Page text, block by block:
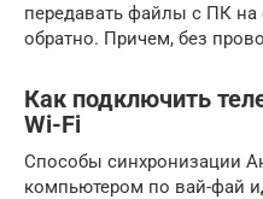
передавать файлы с ПК
обратно. Причем, без
Как подключить
Wi-Fi
Способы синхронизации
компьютером по вай-фай